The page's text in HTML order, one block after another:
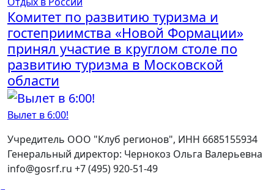
Комитет по развитию туризма и
гостеприимства «Новой Формации»
принял участие в круглом столе по
развитию туризма в Московской
области
Вылет в 6:00!
Учредитель ООО "Клуб регионов", ИНН 6685155934
Генеральный директор: Чернокоз Ольга Валерьевна
info@gosrf.ru +7 (495) 920-51-49